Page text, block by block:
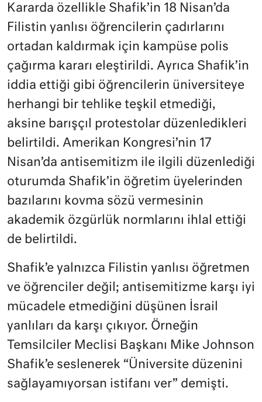
Kararda özellikle Shafik’in 18 Nisan’da
Filistin yanlısı öğrencilerin çadırlarını
ortadan kaldırmak için kampüse polis
çağırma kararı eleştirildi. Ayrıca Shafik’in
iddia ettiği gibi öğrencilerin üniversiteye
herhangi bir tehlike teşkil etmediği,
aksine barışçıl protestolar düzenledikleri
belirtildi. Amerikan Kongresi’nin 17
Nisan’da antisemitizm ile ilgili düzenlediği
oturumda Shafik’in öğretim üyelerinden
bazılarını kovma sözü vermesinin
akademik özgürlük normlarını ihlal ettiği
de belirtildi.
Shafik’e yalnızca Filistin yanlısı öğretmen
ve öğrenciler değil; antisemitizme karşı iyi
mücadele etmediğini düşünen İsrail
yanlıları da karşı çıkıyor. Örneğin
Temsilciler Meclisi Başkanı Mike Johnson
Shafik’e seslenerek “Üniversite düzenini
sağlayamıyorsan istifanı ver” demişti.